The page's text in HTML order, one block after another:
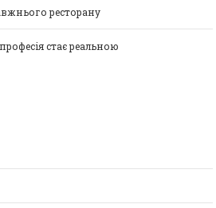
ресторану
стає реальною